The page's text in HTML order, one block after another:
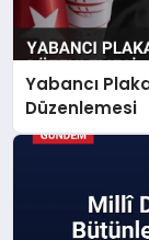
Yabancı
Düzenlemesi